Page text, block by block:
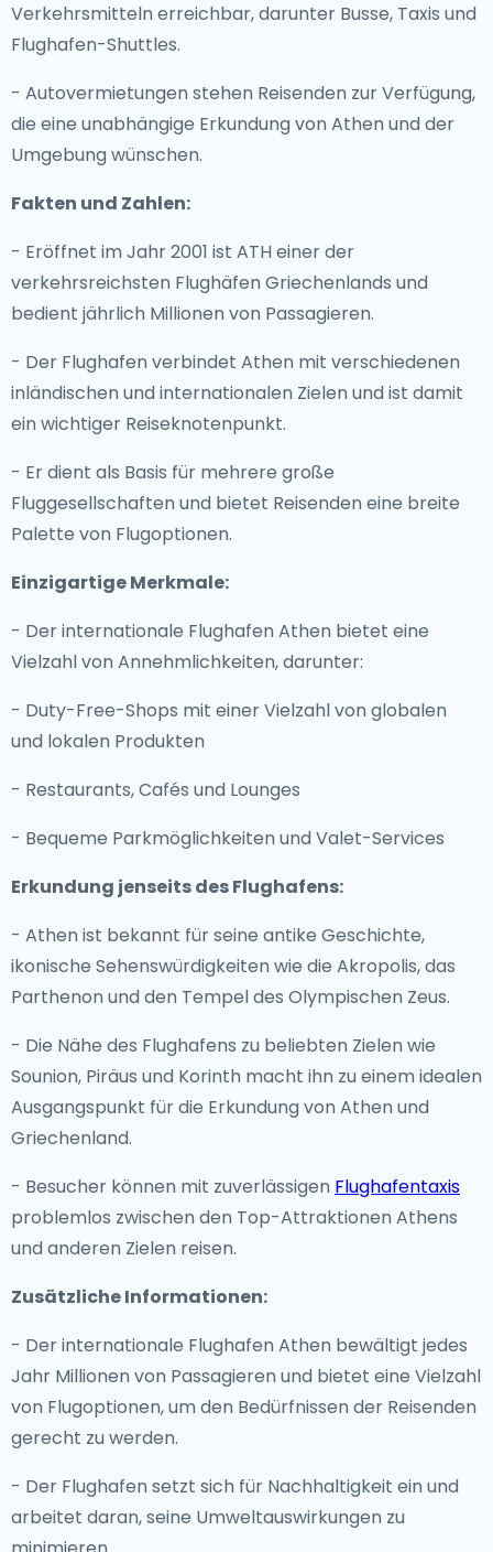
Verkehrsmitteln erreichbar, darunter Busse, Taxis und
Flughafen-Shuttles.
- Autovermietungen stehen Reisenden zur Verfügung,
die eine unabhängige Erkundung von Athen und der
Umgebung wünschen.
Fakten und Zahlen:
- Eröffnet im Jahr 2001 ist ATH einer der
verkehrsreichsten Flughäfen Griechenlands und
bedient jährlich Millionen von Passagieren.
- Der Flughafen verbindet Athen mit verschiedenen
inländischen und internationalen Zielen und ist damit
ein wichtiger Reiseknotenpunkt.
- Er dient als Basis für mehrere große
Fluggesellschaften und bietet Reisenden eine breite
Palette von Flugoptionen.
Einzigartige Merkmale:
- Der internationale Flughafen Athen bietet eine
Vielzahl von Annehmlichkeiten, darunter:
- Duty-Free-Shops mit einer Vielzahl von globalen
und lokalen Produkten
- Restaurants, Cafés und Lounges
- Bequeme Parkmöglichkeiten und Valet-Services
Erkundung jenseits des Flughafens:
- Athen ist bekannt für seine antike Geschichte,
ikonische Sehenswürdigkeiten wie die Akropolis, das
Parthenon und den Tempel des Olympischen Zeus.
- Die Nähe des Flughafens zu beliebten Zielen wie
Sounion, Piräus und Korinth macht ihn zu einem idealen
Ausgangspunkt für die Erkundung von Athen und
Griechenland.
- Besucher können mit zuverlässigen Flughafentaxis
problemlos zwischen den Top-Attraktionen Athens
und anderen Zielen reisen.
Zusätzliche Informationen:
- Der internationale Flughafen Athen bewältigt jedes
Jahr Millionen von Passagieren und bietet eine Vielzahl
von Flugoptionen, um den Bedürfnissen der Reisenden
gerecht zu werden.
- Der Flughafen setzt sich für Nachhaltigkeit ein und
arbeitet daran, seine Umweltauswirkungen zu